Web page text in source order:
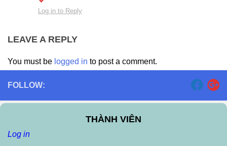
Log in to Reply
LEAVE A REPLY
You must be logged in to post a comment.
FOLLOW:
THÀNH VIÊN
Log in